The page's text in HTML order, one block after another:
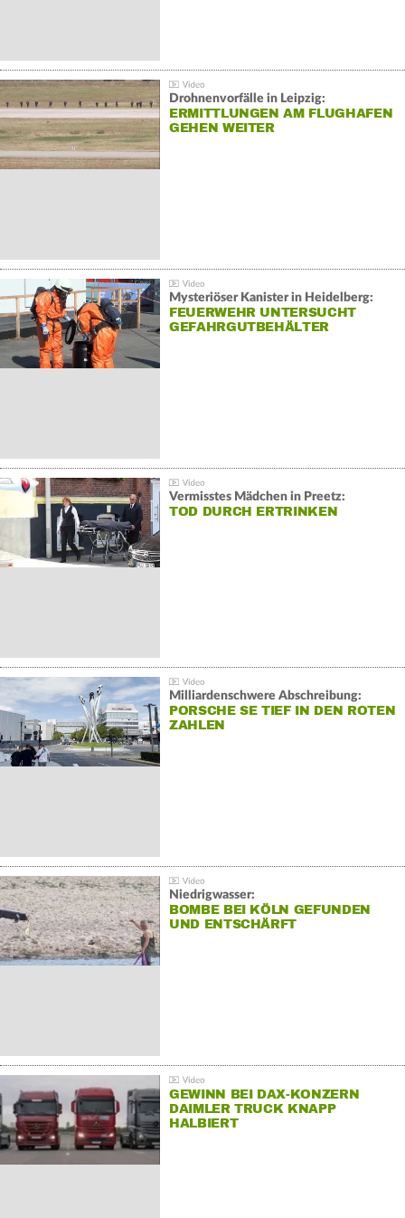
Drohnenvorfälle in Leipzig:
ERMITTLUNGEN AM FLUGHAFEN
GEHEN WEITER
Mysteriöser Kanister in Heidelberg:
FEUERWEHR UNTERSUCHT
GEFAHRGUTBEHÄLTER
Vermisstes Mädchen in Preetz:
TOD DURCH ERTRINKEN
Milliardenschwere Abschreibung:
PORSCHE SE TIEF IN DEN ROTEN
ZAHLEN
Niedrigwasser:
BOMBE BEI KÖLN GEFUNDEN
UND ENTSCHÄRFT
GEWINN BEI DAX-KONZERN
DAIMLER TRUCK KNAPP
HALBIERT